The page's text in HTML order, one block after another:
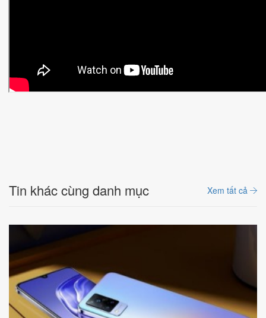
Tin khác cùng danh mục Xem tất cả